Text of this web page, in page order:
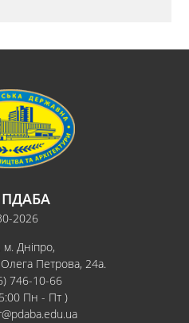
2026
Дніпро,
Олега Петрова, 24а.
746-10-66
Пн - Пт )